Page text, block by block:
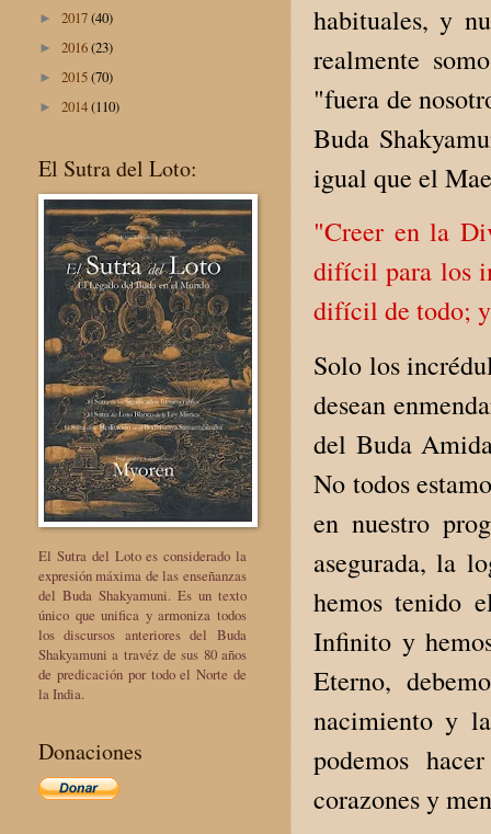
habituales, y
realmente
"fuera de
Buda
igual que el
"Creer en la
difícil para los
difícil de todo;
Solo los
desean
del Buda
No todos
en nuestro
asegurada, la
hemos tenido
Infinito y
Eterno,
nacimiento y
podemos
corazones y
► 2017(40)
► 2016(23)
► 2015(70)
► 2014(110)
El Sutra del Loto:
El Sutra del Loto es considerado la
expresión máxima de las enseñanzas
del Buda Shakyamuni. Es un texto
único que unifica y armoniza todos
los discursos anteriores del Buda
Shakyamuni a travéz de sus 80 años
de predicación por todo el Norte de
la India.
Donaciones